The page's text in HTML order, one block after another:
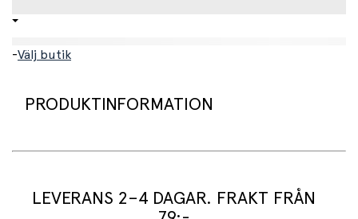
-Välj butik
PRODUKTINFORMATION
Uppsättning safaridjur i Magna-tiles. Sätt ihop djur kända
Kan kombineras med andra Magna-tiles.
LEVERANS 2–4 DAGAR. FRAKT FRÅN